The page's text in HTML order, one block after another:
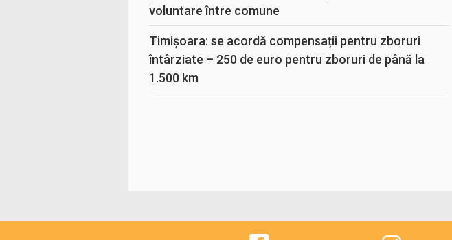
voluntare între comune
Timișoara: se acordă compensații pentru zboruri
întârziate – 250 de euro pentru zboruri de până la
1.500 km